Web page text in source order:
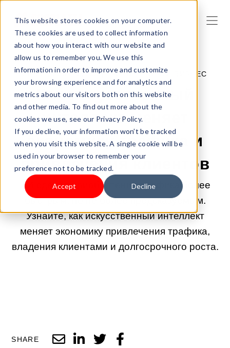
This website stores cookies on your computer.
These cookies are used to collect information
about how you interact with our website and
allow us to remember you. We use this
information in order to improve and customize
your browsing experience and for analytics and
metrics about our visitors both on this website
and other media. To find out more about the
cookies we use, see our Privacy Policy.
If you decline, your information won’t be tracked
when you visit this website. A single cookie will be
used in your browser to remember your
preference not to be tracked.
Accept Decline
20.02.2026 9:02:33 |НАЧНИТЕ СВОЙ БИЗНЕС
Как искусственный
интеллект меняет
экономику трафика и
привлечения клиентов
ИИ сделал приобретение трафика более
быстрым, но не более предсказуемым.
Узнайте, как искусственный интеллект
меняет экономику привлечения трафика,
владения клиентами и долгосрочного роста.
SHARE